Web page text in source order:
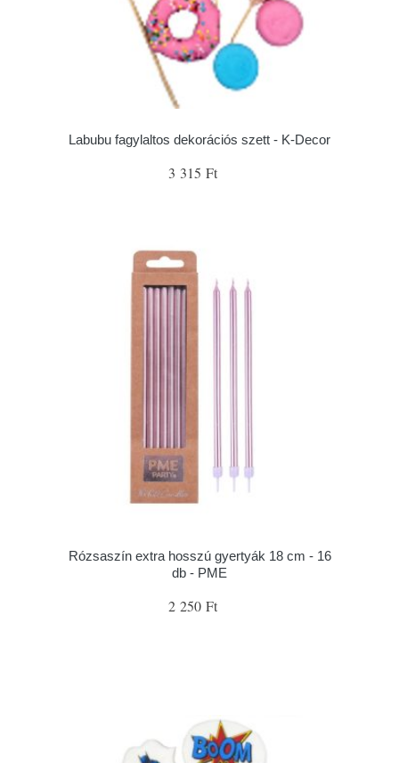
Labubu fagylaltos dekorációs szett - K-Decor
3 315 Ft
Rózsaszín extra hosszú gyertyák 18 cm - 16
db - PME
2 250 Ft